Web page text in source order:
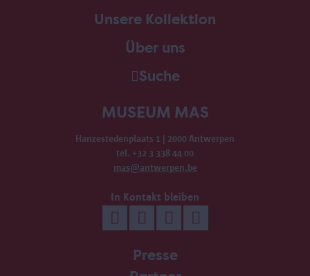
Unsere Kollektion
Über uns
Suche
MUSEUM MAS
Hanzestedenplaats 1 | 2000 Antwerpen
tel. +32 3 338 44 00
mas@antwerpen.be
In Kontakt bleiben
Presse